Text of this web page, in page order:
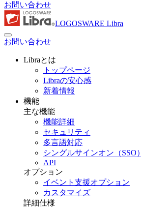
お問い合わせ
LOGOSWARE Libra
お問い合わせ
Libraとは
トップページ
Libraの安心感
新着情報
機能
主な機能
機能詳細
セキュリティ
多言語対応
シングルサインオン（SSO）
API
オプション
イベント支援オプション
カスタマイズ
詳細仕様